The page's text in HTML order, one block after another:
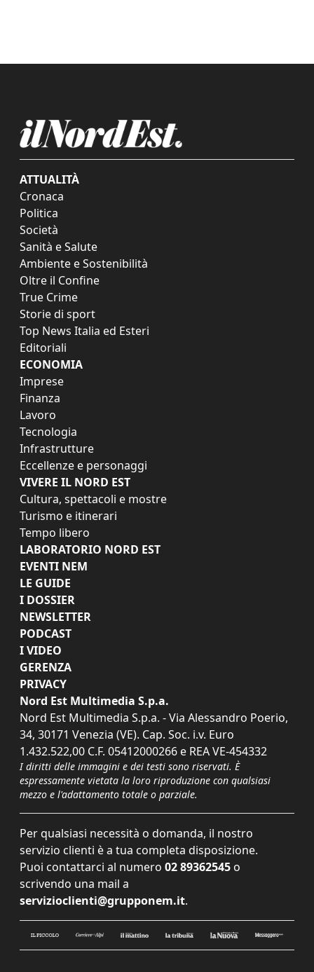
ATTUALITÀ
Cronaca
Politica
Società
Sanità e Salute
Ambiente e Sostenibilità
Oltre il Confine
True Crime
Storie di sport
Top News Italia ed Esteri
Editoriali
ECONOMIA
Imprese
Finanza
Lavoro
Tecnologia
Infrastrutture
Eccellenze e personaggi
VIVERE IL NORD EST
Cultura, spettacoli e mostre
Turismo e itinerari
Tempo libero
LABORATORIO NORD EST
EVENTI NEM
LE GUIDE
I DOSSIER
NEWSLETTER
PODCAST
I VIDEO
GERENZA
PRIVACY
Nord Est Multimedia S.p.a.
Nord Est Multimedia S.p.a. - Via Alessandro Poerio,
34, 30171 Venezia (VE). Cap. Soc. i.v. Euro
1.432.522,00 C.F. 05412000266 e REA VE-454332
I diritti delle immagini e dei testi sono riservati. È
espressamente vietata la loro riproduzione con qualsiasi
mezzo e l'adattamento totale o parziale.
Per qualsiasi necessità o domanda, il nostro
servizio clienti è a tua completa disposizione.
Puoi contattarci al numero 02 89362545 o
scrivendo una mail a
servizioclienti@grupponem.it.